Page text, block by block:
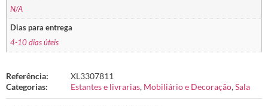
N/A
Dias para entrega
4-10 dias úteis
Referência:
XL3307811
Categorias:
Estantes e livrarias, Mobiliário e Decoração,Sala